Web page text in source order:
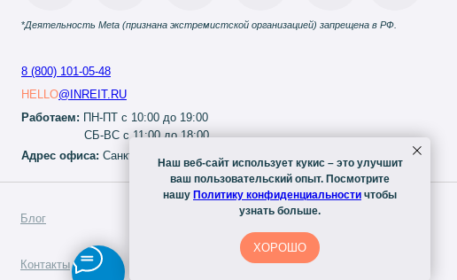
Наш веб-сайт использует кукис – это улучшит
ваш пользовательский опыт. Посмотрите
нашу Политику конфиденциальности чтобы
узнать больше.
ХОРОШО
Блог
Контакты
8 (800) 101-05-48
HELLO@INREIT.RU
Вакансии
коммерческих
Работаем: ПН-ПТ с 10:00 до 19:00
СБ-ВС с 11:00 до 18:00
Адрес офиса: Санкт-Петербург, ул. Александра Невского, 9В
*Деятельность Meta (признана экстремистской организацией) запрещена в РФ.